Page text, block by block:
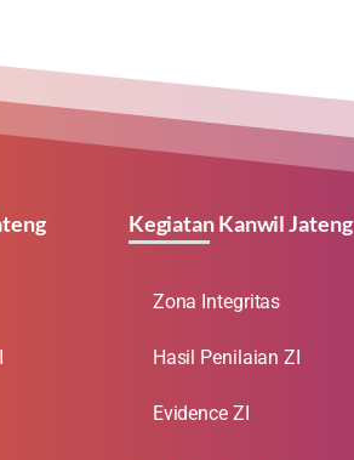
Kegiatan Kanwil Jateng
Zona Integritas
Hasil Penilaian ZI
Evidence ZI